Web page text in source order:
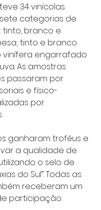
34 vinícolas
categorias de
tinto, branco e
tinto e branco
vinífera engarrafado
As amostras
passaram por
e físico-
por
ganharam troféus e
a qualidade de
o selo de
do Sul”. Todas as
receberam um
participação.